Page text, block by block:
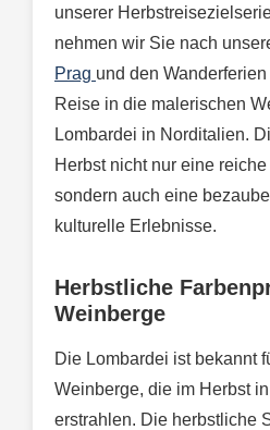
unserer
nehmen wir Sie nach
Prag und den Wanderferien
Reise in die malerischen
Lombardei in Norditalien.
Herbst nicht nur eine
sondern auch eine
kulturelle Erlebnisse.
Herbstliche
Weinberge
Die Lombardei ist bekannt
Weinberge, die im Herbst
erstrahlen. Die herbstliche